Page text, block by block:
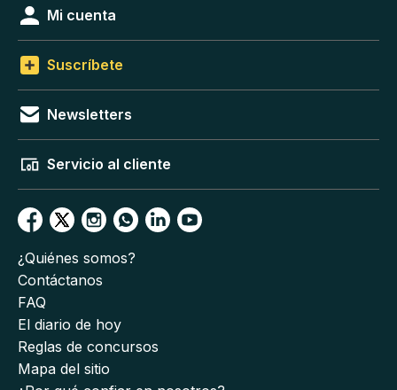
Mi cuenta
Suscríbete
Newsletters
Servicio al cliente
¿Quiénes somos?
Contáctanos
FAQ
El diario de hoy
Reglas de concursos
Mapa del sitio